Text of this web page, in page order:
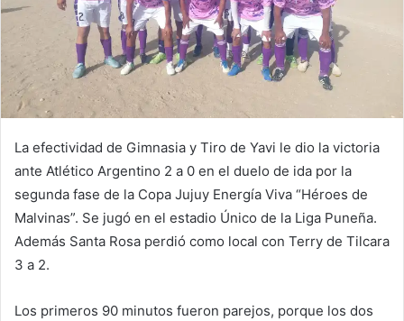
La efectividad de Gimnasia y Tiro de Yavi le dio la victoria
ante Atlético Argentino 2 a 0 en el duelo de ida por la
segunda fase de la Copa Jujuy Energía Viva “Héroes de
Malvinas”. Se jugó en el estadio Único de la Liga Puneña.
Además Santa Rosa perdió como local con Terry de Tilcara
3 a 2.
Los primeros 90 minutos fueron parejos, porque los dos